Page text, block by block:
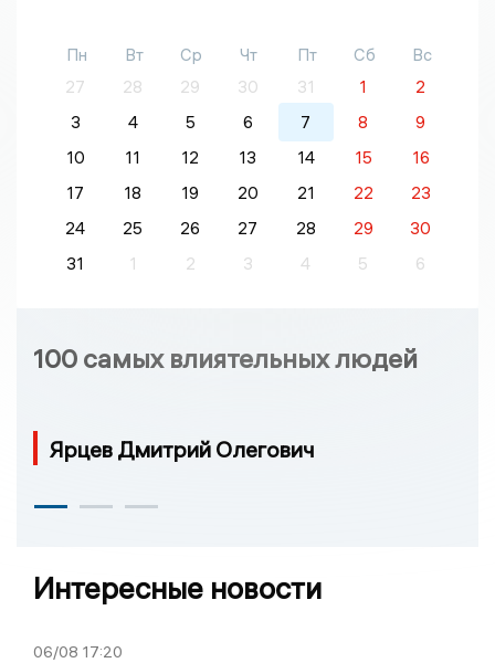
Пн Вт Ср Чт Пт Сб
Вс
27
28 29 30 31 1
2
3
4 5 6 7 8
9
10
11 12 13 14 15
16
17
18 19 20 21 22
23
24
25 26 27 28 29
30
31
1 2 3 4 5 6
100 самых влиятельных людей
Ярцев Дмитрий Олегович
Интересные новости
06/08 17:20